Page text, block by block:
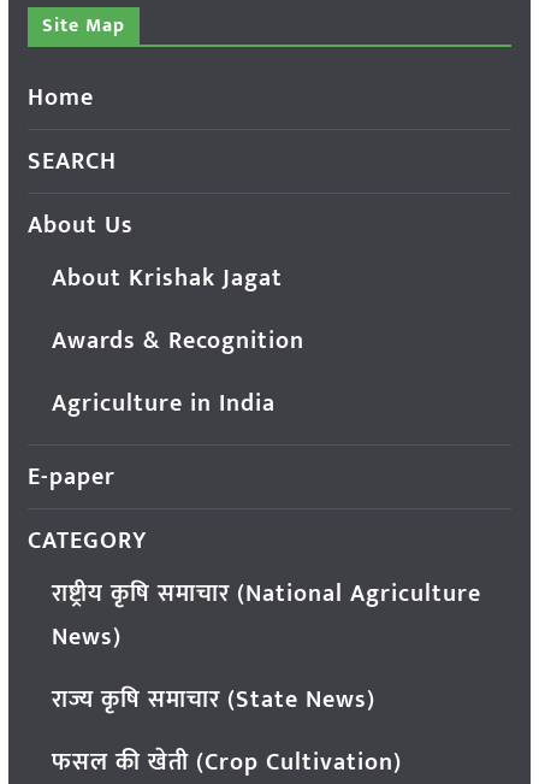
Site Map
Home
SEARCH
About Us
About Krishak Jagat
Awards & Recognition
Agriculture in India
E-paper
CATEGORY
राष्ट्रीय कृषि समाचार (National Agriculture
News)
राज्य कृषि समाचार (State News)
फसल की खेती (Crop Cultivation)